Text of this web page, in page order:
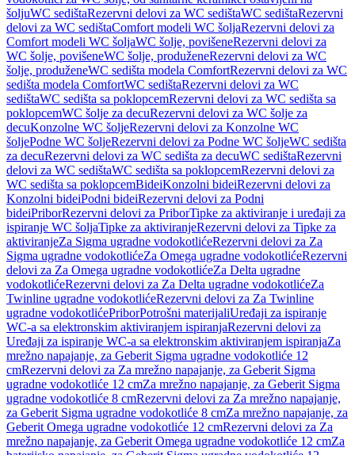
šoljuWC sedištaRezervni delovi za WC sedištaWC sedištaRezervni
delovi za WC sedištaComfort modeli WC šoljaRezervni delovi za
Comfort modeli WC šoljaWC šolje, povišeneRezervni delovi za
WC šolje, povišeneWC šolje, produženeRezervni delovi za WC
šolje, produženeWC sedišta modela ComfortRezervni delovi za WC
sedišta modela ComfortWC sedištaRezervni delovi za WC
sedištaWC sedišta sa poklopcemRezervni delovi za WC sedišta sa
poklopcemWC šolje za decuRezervni delovi za WC šolje za
decuKonzolne WC šoljeRezervni delovi za Konzolne WC
šoljePodne WC šoljeRezervni delovi za Podne WC šoljeWC sedišta
za decuRezervni delovi za WC sedišta za decuWC sedištaRezervni
delovi za WC sedištaWC sedišta sa poklopcemRezervni delovi za
WC sedišta sa poklopcemBideiKonzolni bideiRezervni delovi za
Konzolni bideiPodni bideiRezervni delovi za Podni
bideiPriborRezervni delovi za PriborTipke za aktiviranje i uređaji za
ispiranje WC šoljaTipke za aktiviranjeRezervni delovi za Tipke za
aktiviranjeZa Sigma ugradne vodokotlićeRezervni delovi za Za
Sigma ugradne vodokotlićeZa Omega ugradne vodokotlićeRezervni
delovi za Za Omega ugradne vodokotlićeZa Delta ugradne
vodokotlićeRezervni delovi za Za Delta ugradne vodokotlićeZa
Twinline ugradne vodokotlićeRezervni delovi za Za Twinline
ugradne vodokotlićePriborPotrošni materijaliUređaji za ispiranje
WC-a sa elektronskim aktiviranjem ispiranjaRezervni delovi za
Uređaji za ispiranje WC-a sa elektronskim aktiviranjem ispiranjaZa
mrežno napajanje, za Geberit Sigma ugradne vodokotliće 12
cmRezervni delovi za Za mrežno napajanje, za Geberit Sigma
ugradne vodokotliće 12 cmZa mrežno napajanje, za Geberit Sigma
ugradne vodokotliće 8 cmRezervni delovi za Za mrežno napajanje,
za Geberit Sigma ugradne vodokotliće 8 cmZa mrežno napajanje, za
Geberit Omega ugradne vodokotliće 12 cmRezervni delovi za Za
mrežno napajanje, za Geberit Omega ugradne vodokotliće 12 cmZa